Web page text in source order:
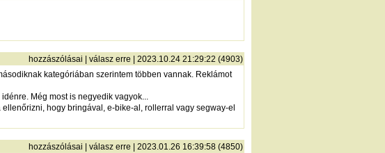
hozzászólásai válasz erre | 2023.10.24 21:29:22 (4903)
kategóriában szerintem többen vannak. Reklámot
Még most is negyedik vagyok...
hogy bringával, e-bike-al, rollerral vagy segway-el
hozzászólásai válasz erre | 2023.01.26 16:39:58 (4850)